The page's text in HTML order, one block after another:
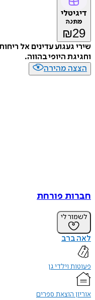
דיגיטלי
מתנה
₪29
שירי געגוע עדינים אל
וחגיגת היופי בהווה.
הצצה מהירה
חברות פורחת
לשמור לי
לאה ברב
פעוטות וילדי גן
אוריון הוצאת ספרים